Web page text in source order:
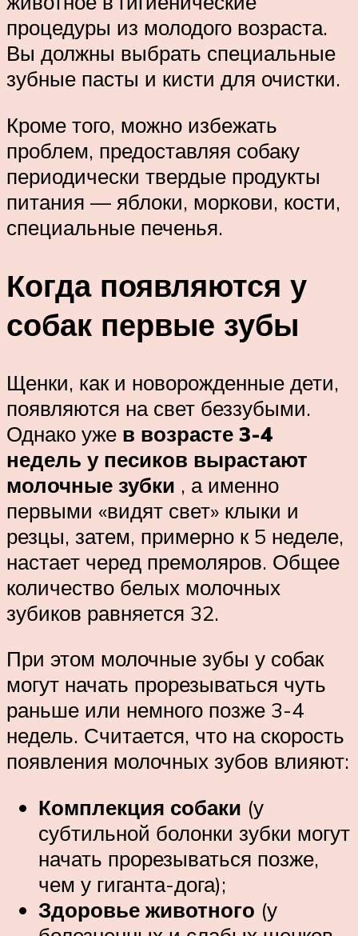
процедуры из молодого возраста.
Вы должны выбрать специальные
зубные пасты и кисти для очистки.
Кроме того, можно избежать
проблем, предоставляя собаку
периодически твердые продукты
питания — яблоки, моркови, кости,
специальные печенья.
Когда появляются у
собак первые зубы
Щенки, как и новорожденные дети,
появляются на свет беззубыми.
Однако уже в возрасте 3-4
недель у песиков вырастают
молочные зубки , а именно
первыми «видят свет» клыки и
резцы, затем, примерно к 5 неделе,
настает черед премоляров. Общее
количество белых молочных
зубиков равняется 32.
При этом молочные зубы у собак
могут начать прорезываться чуть
раньше или немного позже 3-4
недель. Считается, что на скорость
появления молочных зубов влияют:
Комплекция собаки (у
субтильной болонки зубки могут
начать прорезываться позже,
чем у гиганта-дога);
Здоровье животного (у